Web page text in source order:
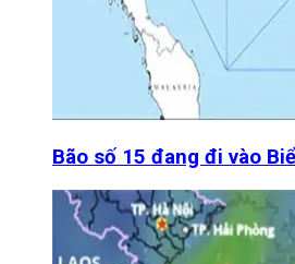
Bão số 15 đang đi vào